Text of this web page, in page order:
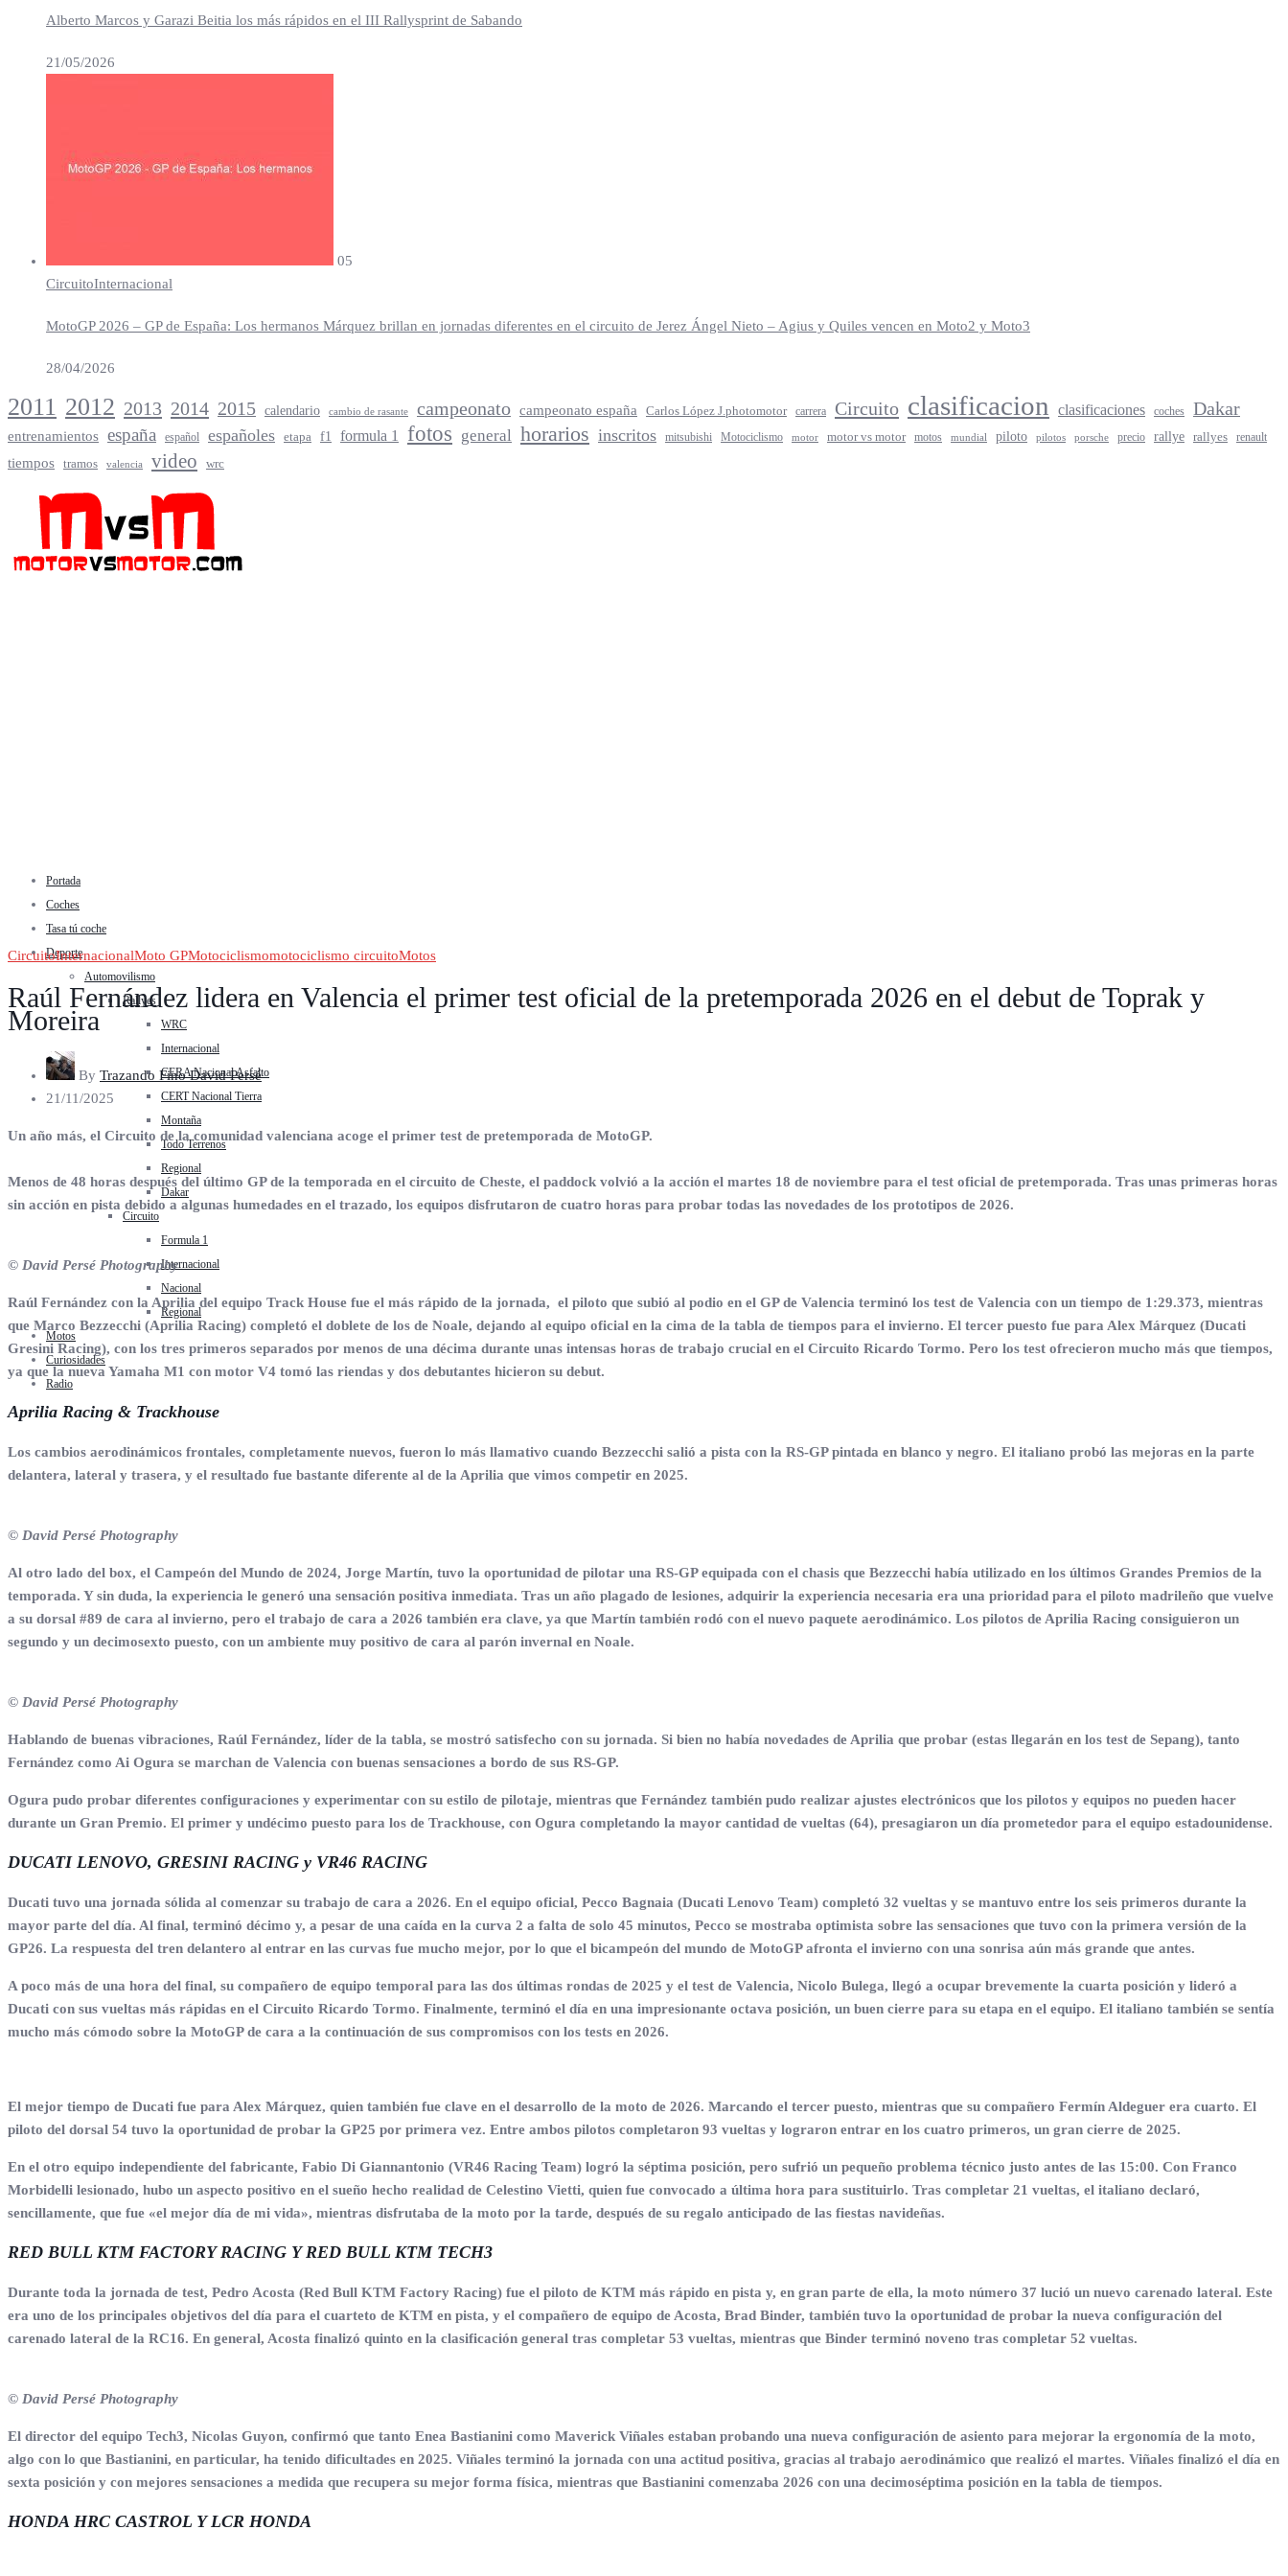
Alberto Marcos y Garazi Beitia los más rápidos en el III Rallysprint de Sabando
21/05/2026
05
CircuitoInternacional
MotoGP 2026 – GP de España: Los hermanos Márquez brillan en jornadas diferentes en el circuito de Jerez Ángel Nieto – Agius y Quiles vencen en Moto2 y Moto3
28/04/2026
2011 2012 2013 2014 2015 calendario cambio de rasante campeonato campeonato españa Carlos López J.photomotor carrera Circuito clasificacion clasificaciones coches Dakar
entrenamientos españa español españoles etapa f1 formula 1 fotos general horarios inscritos mitsubishi Motociclismo motor motor vs motor motos mundial piloto pilotos porsche precio rallye rallyes renault
tiempos tramos valencia video wrc
Portada
Coches
Tasa tú coche
Deporte
Automovilismo
Rallyes
WRC
Internacional
CERA Nacional Asfalto
CERT Nacional Tierra
Montaña
Todo Terrenos
Regional
Dakar
Circuito
Formula 1
Internacional
Nacional
Regional
Motos
Curiosidades
Radio
CircuitoInternacionalMoto GPMotociclismomotociclismo circuitoMotos
Raúl Fernández lidera en Valencia el primer test oficial de la pretemporada 2026 en el debut de Toprak y
Moreira
By Trazando Fino David Persé
21/11/2025
Un año más, el Circuito de la comunidad valenciana acoge el primer test de pretemporada de MotoGP.
Menos de 48 horas después del último GP de la temporada en el circuito de Cheste, el paddock volvió a la acción el martes 18 de noviembre para el test oficial de pretemporada. Tras unas primeras horas
sin acción en pista debido a algunas humedades en el trazado, los equipos disfrutaron de cuatro horas para probar todas las novedades de los prototipos de 2026.
© David Persé Photography
Raúl Fernández con la Aprilia del equipo Track House fue el más rápido de la jornada, el piloto que subió al podio en el GP de Valencia terminó los test de Valencia con un tiempo de 1:29.373, mientras
que Marco Bezzecchi (Aprilia Racing) completó el doblete de los de Noale, dejando al equipo oficial en la cima de la tabla de tiempos para el invierno. El tercer puesto fue para Alex Márquez (Ducati
Gresini Racing), con los tres primeros separados por menos de una décima durante unas intensas horas de trabajo crucial en el Circuito Ricardo Tormo. Pero los test ofrecieron mucho más que tiempos,
ya que la nueva Yamaha M1 con motor V4 tomó las riendas y dos debutantes hicieron su debut.
Aprilia Racing & Trackhouse
Los cambios aerodinámicos frontales, completamente nuevos, fueron lo más llamativo cuando Bezzecchi salió a pista con la RS-GP pintada en blanco y negro. El italiano probó las mejoras en la parte
delantera, lateral y trasera, y el resultado fue bastante diferente al de la Aprilia que vimos competir en 2025.
© David Persé Photography
Al otro lado del box, el Campeón del Mundo de 2024, Jorge Martín, tuvo la oportunidad de pilotar una RS-GP equipada con el chasis que Bezzecchi había utilizado en los últimos Grandes Premios de la
temporada. Y sin duda, la experiencia le generó una sensación positiva inmediata. Tras un año plagado de lesiones, adquirir la experiencia necesaria era una prioridad para el piloto madrileño que vuelve
a su dorsal #89 de cara al invierno, pero el trabajo de cara a 2026 también era clave, ya que Martín también rodó con el nuevo paquete aerodinámico. Los pilotos de Aprilia Racing consiguieron un
segundo y un decimosexto puesto, con un ambiente muy positivo de cara al parón invernal en Noale.
© David Persé Photography
Hablando de buenas vibraciones, Raúl Fernández, líder de la tabla, se mostró satisfecho con su jornada. Si bien no había novedades de Aprilia que probar (estas llegarán en los test de Sepang), tanto
Fernández como Ai Ogura se marchan de Valencia con buenas sensaciones a bordo de sus RS-GP.
Ogura pudo probar diferentes configuraciones y experimentar con su estilo de pilotaje, mientras que Fernández también pudo realizar ajustes electrónicos que los pilotos y equipos no pueden hacer
durante un Gran Premio. El primer y undécimo puesto para los de Trackhouse, con Ogura completando la mayor cantidad de vueltas (64), presagiaron un día prometedor para el equipo estadounidense.
DUCATI LENOVO, GRESINI RACING y VR46 RACING
Ducati tuvo una jornada sólida al comenzar su trabajo de cara a 2026. En el equipo oficial, Pecco Bagnaia (Ducati Lenovo Team) completó 32 vueltas y se mantuvo entre los seis primeros durante la
mayor parte del día. Al final, terminó décimo y, a pesar de una caída en la curva 2 a falta de solo 45 minutos, Pecco se mostraba optimista sobre las sensaciones que tuvo con la primera versión de la
GP26. La respuesta del tren delantero al entrar en las curvas fue mucho mejor, por lo que el bicampeón del mundo de MotoGP afronta el invierno con una sonrisa aún más grande que antes.
A poco más de una hora del final, su compañero de equipo temporal para las dos últimas rondas de 2025 y el test de Valencia, Nicolo Bulega, llegó a ocupar brevemente la cuarta posición y lideró a
Ducati con sus vueltas más rápidas en el Circuito Ricardo Tormo. Finalmente, terminó el día en una impresionante octava posición, un buen cierre para su etapa en el equipo. El italiano también se sentía
mucho más cómodo sobre la MotoGP de cara a la continuación de sus compromisos con los tests en 2026.
El mejor tiempo de Ducati fue para Alex Márquez, quien también fue clave en el desarrollo de la moto de 2026. Marcando el tercer puesto, mientras que su compañero Fermín Aldeguer era cuarto. El
piloto del dorsal 54 tuvo la oportunidad de probar la GP25 por primera vez. Entre ambos pilotos completaron 93 vueltas y lograron entrar en los cuatro primeros, un gran cierre de 2025.
En el otro equipo independiente del fabricante, Fabio Di Giannantonio (VR46 Racing Team) logró la séptima posición, pero sufrió un pequeño problema técnico justo antes de las 15:00. Con Franco
Morbidelli lesionado, hubo un aspecto positivo en el sueño hecho realidad de Celestino Vietti, quien fue convocado a última hora para sustituirlo. Tras completar 21 vueltas, el italiano declaró,
sencillamente, que fue «el mejor día de mi vida», mientras disfrutaba de la moto por la tarde, después de su regalo anticipado de las fiestas navideñas.
RED BULL KTM FACTORY RACING Y RED BULL KTM TECH3
Durante toda la jornada de test, Pedro Acosta (Red Bull KTM Factory Racing) fue el piloto de KTM más rápido en pista y, en gran parte de ella, la moto número 37 lució un nuevo carenado lateral. Este
era uno de los principales objetivos del día para el cuarteto de KTM en pista, y el compañero de equipo de Acosta, Brad Binder, también tuvo la oportunidad de probar la nueva configuración del
carenado lateral de la RC16. En general, Acosta finalizó quinto en la clasificación general tras completar 53 vueltas, mientras que Binder terminó noveno tras completar 52 vueltas.
© David Persé Photography
El director del equipo Tech3, Nicolas Guyon, confirmó que tanto Enea Bastianini como Maverick Viñales estaban probando una nueva configuración de asiento para mejorar la ergonomía de la moto,
algo con lo que Bastianini, en particular, ha tenido dificultades en 2025. Viñales terminó la jornada con una actitud positiva, gracias al trabajo aerodinámico que realizó el martes. Viñales finalizó el día en
sexta posición y con mejores sensaciones a medida que recupera su mejor forma física, mientras que Bastianini comenzaba 2026 con una decimoséptima posición en la tabla de tiempos.
HONDA HRC CASTROL Y LCR HONDA